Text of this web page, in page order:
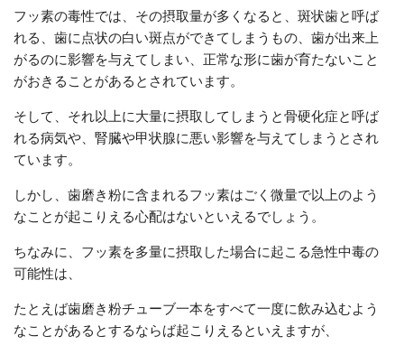
フッ素の毒性では、その摂取量が多くなると、斑状歯と呼ば
れる、歯に点状の白い斑点ができてしまうもの、歯が出来上
がるのに影響を与えてしまい、正常な形に歯が育たないこと
がおきることがあるとされています。
そして、それ以上に大量に摂取してしまうと骨硬化症と呼ば
れる病気や、腎臓や甲状腺に悪い影響を与えてしまうとされ
ています。
しかし、歯磨き粉に含まれるフッ素はごく微量で以上のよう
なことが起こりえる心配はないといえるでしょう。
ちなみに、フッ素を多量に摂取した場合に起こる急性中毒の
可能性は、
たとえば歯磨き粉チューブ一本をすべて一度に飲み込むよう
なことがあるとするならば起こりえるといえますが、